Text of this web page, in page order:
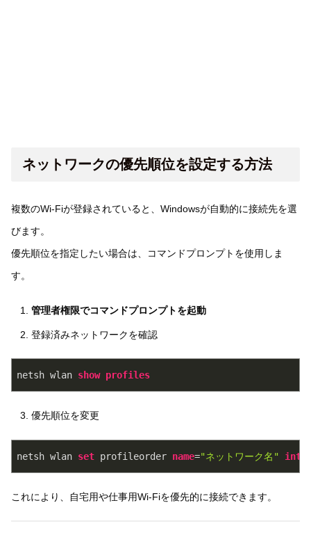
ネットワークの優先順位を設定する方法
複数のWi-Fiが登録されていると、Windowsが自動的に接続先を選
びます。
優先順位を指定したい場合は、コマンドプロンプトを使用しま
す。
管理者権限でコマンドプロンプトを起動
登録済みネットワークを確認
netsh wlan show profiles
優先順位を変更
netsh wlan set profileorder name="ネットワーク名"
これにより、自宅用や仕事用Wi-Fiを優先的に接続できます。